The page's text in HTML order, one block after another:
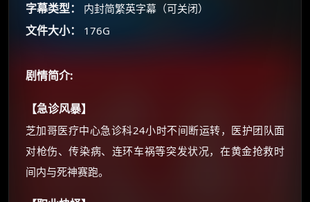
字幕类型： 内封简繁英字幕（可关闭）
文件大小： 176G
剧情简介:
【急诊风暴】
芝加哥医疗中心急诊科24小时不间断运转，医护团队面
对枪伤、传染病、连环车祸等突发状况，在黄金抢救时
间内与死神赛跑。
如夸克12个月送14天 最低75元！
☕ 海外大侠？通过 Ko-fi 赐茶